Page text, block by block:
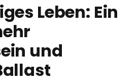
Leben: Ein
und